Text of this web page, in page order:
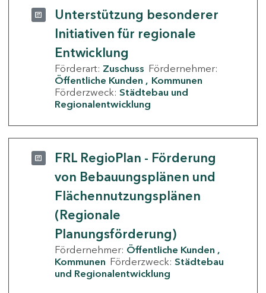
Unterstützung besonderer
Initiativen für regionale
Entwicklung
Förderart: Zuschuss Fördernehmer:
Öffentliche Kunden
Kommunen
Förderzweck: Städtebau und
Regionalentwicklung
FRL RegioPlan - Förderung
von Bebauungsplänen und
Flächennutzungsplänen
(Regionale
Planungsförderung)
Fördernehmer: Öffentliche Kunden
Kommunen Förderzweck: Städtebau
und Regionalentwicklung